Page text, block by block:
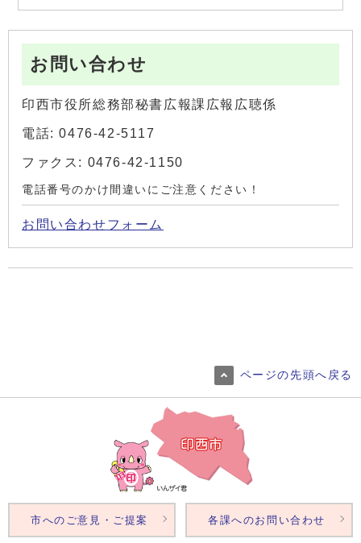
お問い合わせ
印西市役所総務部秘書広報課広報広聴係
電話: 0476-42-5117
ファクス: 0476-42-1150
電話番号のかけ間違いにご注意ください！
お問い合わせフォーム
ページの先頭へ戻る
市へのご意見・ご提案 各課へのお問い合わせ